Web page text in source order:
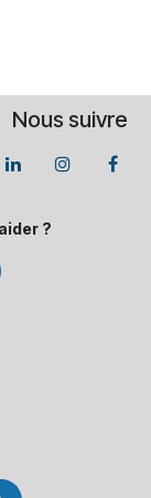
Nous suivre
?